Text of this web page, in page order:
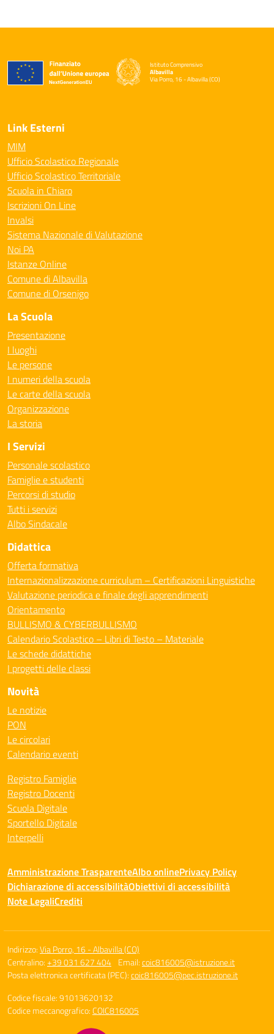
Istituto Comprensivo
Albavilla
Via Porro, 16 - Albavilla (CO)
Link Esterni
MIM
Ufficio Scolastico Regionale
Ufficio Scolastico Territoriale
Scuola in Chiaro
Iscrizioni On Line
Invalsi
Sistema Nazionale di Valutazione
Noi PA
Istanze Online
Comune di Albavilla
Comune di Orsenigo
La Scuola
Presentazione
I luoghi
Le persone
I numeri della scuola
Le carte della scuola
Organizzazione
La storia
I Servizi
Personale scolastico
Famiglie e studenti
Percorsi di studio
Tutti i servizi
Albo Sindacale
Didattica
Offerta formativa
Internazionalizzazione curriculum – Certificazioni Linguistiche
Valutazione periodica e finale degli apprendimenti
Orientamento
BULLISMO & CYBERBULLISMO
Calendario Scolastico – Libri di Testo – Materiale
Le schede didattiche
I progetti delle classi
Novità
Le notizie
PON
Le circolari
Calendario eventi
Registro Famiglie
Registro Docenti
Scuola Digitale
Sportello Digitale
Interpelli
Amministrazione TrasparenteAlbo onlinePrivacy Policy
Dichiarazione di accessibilitàObiettivi di accessibilità
Note LegaliCrediti
Indirizzo:Via Porro, 16 - Albavilla (CO)
Centralino:+39 031 627 404 Email:coic816005@istruzione.it
Posta elettronica certificata (PEC):coic816005@pec.istruzione.it
Codice fiscale: 91013620132
Codice meccanografico:COIC816005